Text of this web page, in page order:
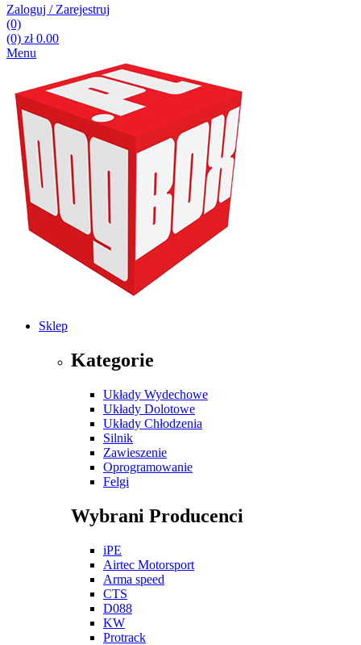
Zaloguj / Zarejestruj
(0)
(0) zł0.00
Menu
Sklep
Kategorie
Układy Wydechowe
Układy Dolotowe
Układy Chłodzenia
Silnik
Zawieszenie
Oprogramowanie
Felgi
Wybrani Producenci
iPE
Airtec Motorsport
Arma speed
CTS
D088
KW
Protrack